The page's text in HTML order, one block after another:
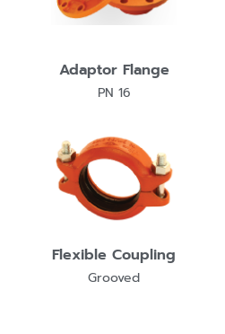
Adaptor Flange
PN 16
Flexible Coupling
Grooved